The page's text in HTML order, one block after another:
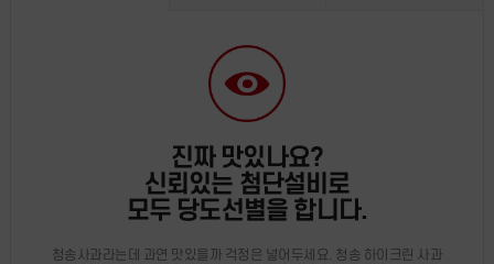
진짜 맛있나요?
신뢰있는 첨단설비로
모두 당도선별을 합니다.
청송사과라는데 과연 맛있을까 걱정은 넣어두세요. 청송 하이크린 사과